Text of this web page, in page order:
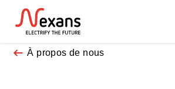
À propos de nous